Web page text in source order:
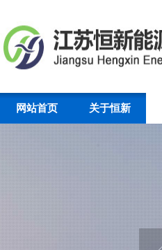
网站首页 关于恒新